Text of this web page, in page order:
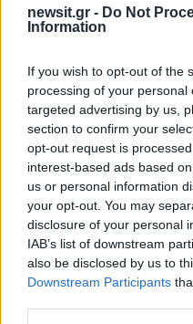
newsit.gr - Do Not
Information
If you wish to opt-out of the
processing of your
targeted advertising by us,
section to confirm your
opt-out request is
interest-based ads based
us or personal information
your opt-out. You may
disclosure of your personal
IAB’s list of downstream
also be disclosed by us to
Downstream Participants
της ήταν να
ελληνικό και απόλυτα
από περιττές
Μάλιστα, κράτησε
λεπτομέρειες μέχρι
και από τους ίδιους
θέλοντας οι
εμπειρία ως μια